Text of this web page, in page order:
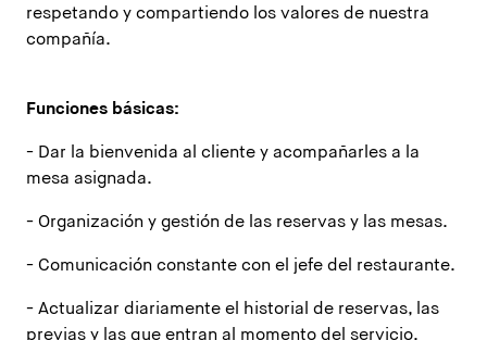
respetando y compartiendo los valores de nuestra
compañía.
Funciones básicas:
- Dar la bienvenida al cliente y acompañarles a la
mesa asignada.
- Organización y gestión de las reservas y las mesas.
- Comunicación constante con el jefe del restaurante.
- Actualizar diariamente el historial de reservas, las
previas y las que entran al momento del servicio.